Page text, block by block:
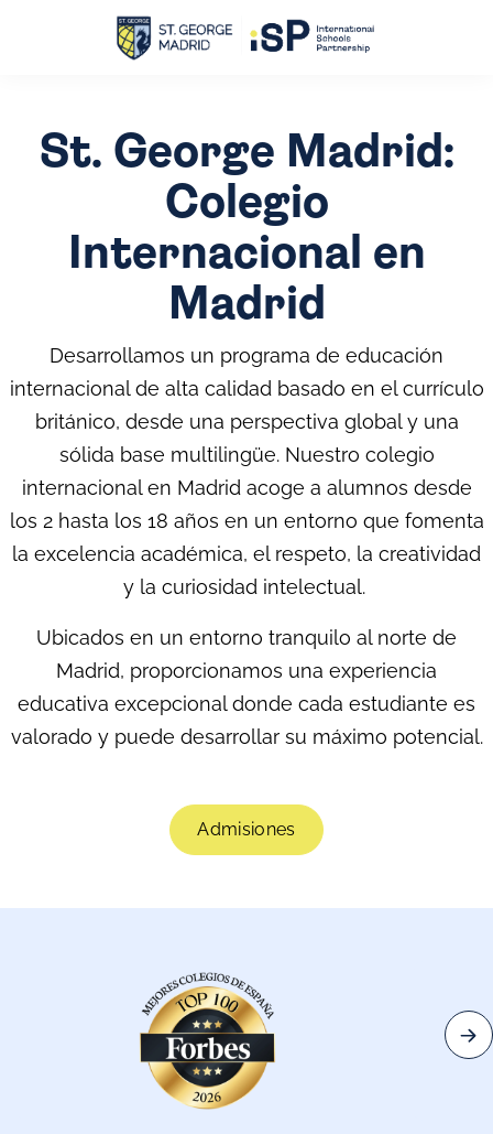
St. George Madrid:
Colegio
Internacional en
Madrid
Desarrollamos un programa de educación
internacional de alta calidad basado en el currículo
británico, desde una perspectiva global y una
sólida base multilingüe. Nuestro colegio
internacional en Madrid acoge a alumnos desde
los 2 hasta los 18 años en un entorno que fomenta
la excelencia académica, el respeto, la creatividad
y la curiosidad intelectual.
Ubicados en un entorno tranquilo al norte de
Madrid, proporcionamos una experiencia
educativa excepcional donde cada estudiante es
valorado y puede desarrollar su máximo potencial.
Admisiones